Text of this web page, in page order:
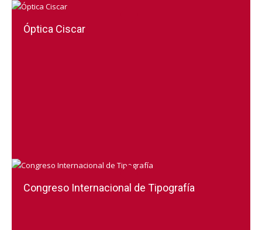
Óptica Ciscar
Congreso Internacional de Tipografía